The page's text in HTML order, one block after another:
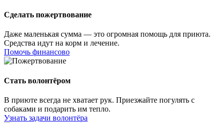
Сделать пожертвование
Даже маленькая сумма — это огромная помощь для приюта.
Средства идут на корм и лечение.
Помочь финансово
Стать волонтёром
В приюте всегда не хватает рук. Приезжайте погулять с
собаками и подарить им тепло.
Узнать задачи волонтёра